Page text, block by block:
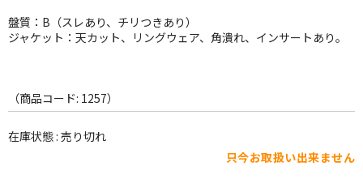
FOLK,SSW
その他
盤質：B（スレあり、チリつきあり）
ジャケット：天カット、リングウェア、角潰れ、インサートあり。
（商品コード: 1257）
在庫状態 : 売り切れ
只今お取扱い出来ません